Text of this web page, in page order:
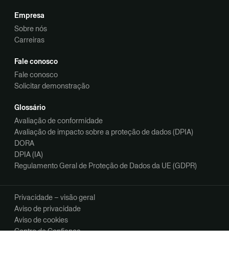
Empresa
Sobre nós
Carreiras
Fale conosco
Fale conosco
Solicitar demonstração
Glossário
Avaliação de conformidade
Avaliação de impacto sobre a proteção de dados (DPIA)
DORA
DPIA (IA)
Regulamento Geral de Proteção de Dados da UE (GDPR)
Privacidade – visão geral
Aviso de privacidade
Aviso de cookies
Centro de Confiança